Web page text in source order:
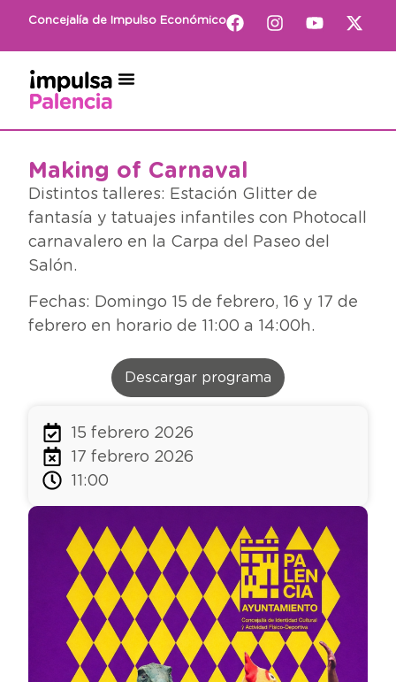
Concejalía de Impulso Económico
Making of Carnaval
Distintos talleres: Estación Glitter de
fantasía y tatuajes infantiles con Photocall
carnavalero en la Carpa del Paseo del
Salón.
Fechas: Domingo 15 de febrero, 16 y 17 de
febrero en horario de 11:00 a 14:00h.
Descargar programa
15 febrero 2026
17 febrero 2026
11:00